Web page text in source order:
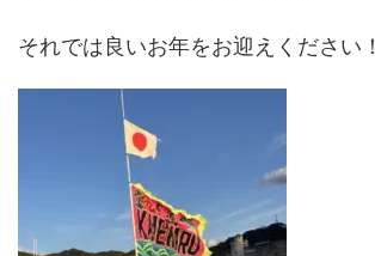
それでは良いお年をお迎えください！